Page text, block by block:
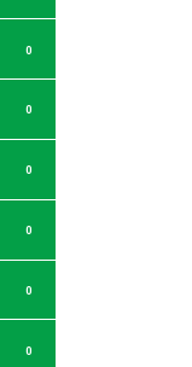
0
0
0
0
0
0